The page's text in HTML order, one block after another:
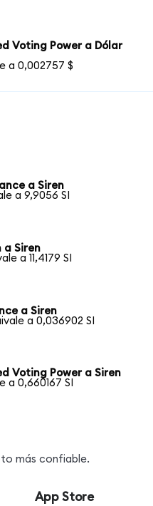
Voting Power a Dólar
a 0,002757 $
a Siren
a 9,9056 SI
a Siren
a 11,4179 SI
a Siren
a 0,036902 SI
Voting Power a Siren
a 0,660167 SI
más confiable.
App Store